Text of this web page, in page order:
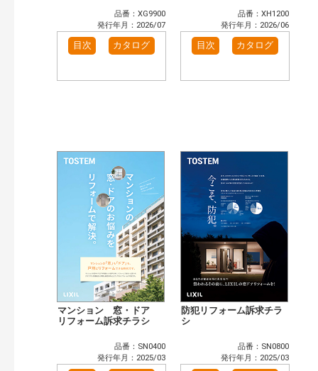
トイレ（3）
小型電気温水器（1）
水栓金具（3）
検索
品番：XG9900
発行年月：2026/07
目次 カタログ
品番：XH1200
発行年月：2026/06
目次 カタログ
マンション 窓・ドア
リフォーム訴求チラシ
品番：SN0400
発行年月：2025/03
防犯リフォーム訴求チラ
シ
品番：SN0800
発行年月：2025/03